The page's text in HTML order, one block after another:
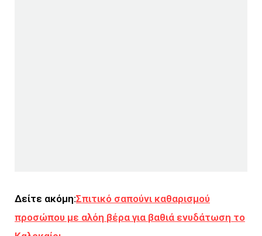
Δείτε ακόμη:Σπιτικό σαπούνι καθαρισμού
προσώπου με αλόη βέρα για βαθιά ενυδάτωση το